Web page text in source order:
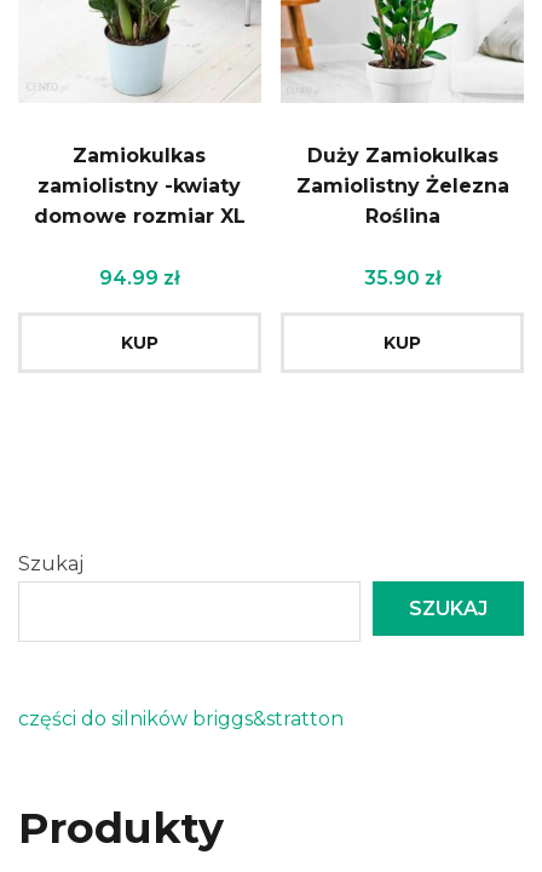
Zamiokulkas
zamiolistny -kwiaty
domowe rozmiar XL
94.99 zł
KUP
Duży Zamiokulkas
Zamiolistny Żelezna
Roślina
35.90 zł
KUP
Szukaj
SZUKAJ
części do silników briggs&stratton
Produkty